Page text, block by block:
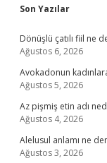
Sidebar
Son Yazılar
Dönüşlü çatılı fiil ne
Ağustos 6, 2026
Avokadonun
Ağustos 5, 2026
Az pişmiş etin adı
Ağustos 4, 2026
Alelusul anlamı ne
Ağustos 3, 2026